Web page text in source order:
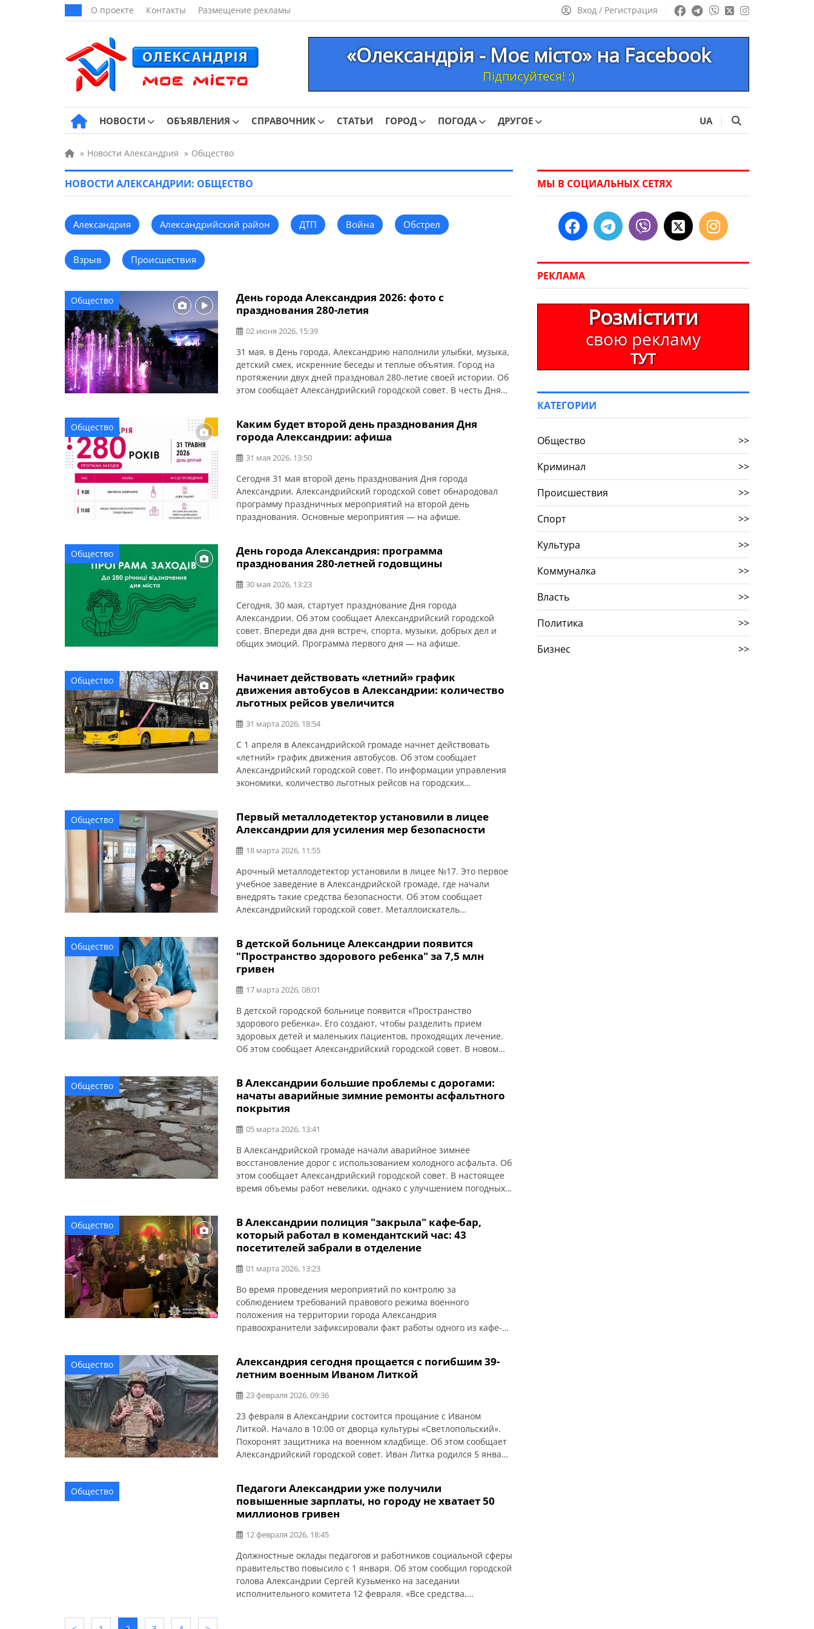
О проекте Контакты Размещение рекламы Вход / Регистрация
«Олександрія - Моє місто» на Facebook
Підписуйтеся! :)
НОВОСТИ ОБЪЯВЛЕНИЯ СПРАВОЧНИК СТАТЬИ ГОРОД ПОГОДА ДРУГОЕ UA
» Новости Александрия » Общество
НОВОСТИ АЛЕКСАНДРИИ: ОБЩЕСТВО
Александрия Александрийский район ДТП Война Обстрел
Взрыв Происшествия
Общество
День города Александрия 2026: фото с
празднования 280-летия
02 июня 2026, 15:39
31 мая, в День города, Александрию наполнили улыбки, музыка,
детский смех, искренние беседы и теплые объятия. Город на
протяжении двух дней праздновал 280-летие своей истории. Об
этом сообщает Александрийский городской совет. В честь Дня
ценителей живой музыки. Выступления проходили на сцене […]
Общество
Каким будет второй день празднования Дня
города Александрии: афиша
31 мая 2026, 13:50
Сегодня 31 мая второй день празднования Дня города
Александрии. Александрийский городской совет обнародовал
программу праздничных мероприятий на второй день
празднования. Основные мероприятия — на афише.
Общество
День города Александрия: программа
празднования 280-летней годовщины
30 мая 2026, 13:23
Сегодня, 30 мая, стартует празднование Дня города
Александрии. Об этом сообщает Александрийский городской
совет. Впереди два дня встреч, спорта, музыки, добрых дел и
общих эмоций. Программа первого дня — на афише.
Общество
Начинает действовать «летний» график
движения автобусов в Александрии: количество
льготных рейсов увеличится
31 марта 2026, 18:54
С 1 апреля в Александрийской громаде начнет действовать
«летний» график движения автобусов. Об этом сообщает
Александрийский городской совет. По информации управления
экономики, количество льготных рейсов на городских
дачным кооперативам. Ознакомиться с графиком можно ниже.
Общество
Первый металлодетектор установили в лицее
Александрии для усиления мер безопасности
18 марта 2026, 11:55
Арочный металлодетектор установили в лицее №17. Это первое
учебное заведение в Александрийской громаде, где начали
внедрять такие средства безопасности. Об этом сообщает
Александрийский городской совет. Металлоискатель
осуществляет офицер службы образовательной безопасности.
«Мы стремимся создать максимально безопасные условия для
обучения. Установка металлодетектора […]
Общество
В детской больнице Александрии появится
"Пространство здорового ребенка" за 7,5 млн
гривен
17 марта 2026, 08:01
В детской городской больнице появится «Пространство
здорового ребенка». Его создают, чтобы разделить прием
здоровых детей и маленьких пациентов, проходящих лечение.
Об этом сообщает Александрийский городской совет. В новом
от рождения до четырех лет. Также здесь планируется
обустроить комфортную зону ожидания для детей и […]
Общество
В Александрии большие проблемы с дорогами:
начаты аварийные зимние ремонты асфальтного
покрытия
05 марта 2026, 13:41
В Александрийской громаде начали аварийное зимнее
восстановление дорог с использованием холодного асфальта. Об
этом сообщает Александрийский городской совет. В настоящее
время объемы работ невелики, однако с улучшением погодных
голова Сергей Кузьменко. «Зима была сложной — значительное
количество осадков […]
Общество
В Александрии полиция "закрыла" кафе-бар,
который работал в комендантский час: 43
посетителей забрали в отделение
01 марта 2026, 13:23
Во время проведения мероприятий по контролю за
соблюдением требований правового режима военного
положения на территории города Александрия
правоохранители зафиксировали факт работы одного из кафе-
в помещении заведения находились 43 человека. Граждан
пригласили в отдел полиции для установления всех
обстоятельств и […]
Общество
Александрия сегодня прощается с погибшим 39-
летним военным Иваном Литкой
23 февраля 2026, 09:36
23 февраля в Александрии состоится прощание с Иваном
Литкой. Начало в 10:00 от дворца культуры «Светлопольский».
Похоронят защитника на военном кладбище. Об этом сообщает
Александрийский городской совет. Иван Литка родился 5 января
деятельность начал в раннем возрасте. Самостоятельно овладел
профессией […]
Общество
Педагоги Александрии уже получили
повышенные зарплаты, но городу не хватает 50
миллионов гривен
12 февраля 2026, 18:45
Должностные оклады педагогов и работников социальной сферы
правительство повысило с 1 января. Об этом сообщил городской
голова Александрии Сергей Кузьменко на заседании
исполнительного комитета 12 февраля. «Все средства,
МЫ В СОЦИАЛЬНЫХ СЕТЯХ
РЕКЛАМА
Розмістити
свою рекламу
ТУТ
КАТЕГОРИИ
Общество
>>
Криминал
>>
Происшествия
>>
Спорт
>>
Культура
>>
Коммуналка
>>
Власть
>>
Политика
>>
Бизнес
>>